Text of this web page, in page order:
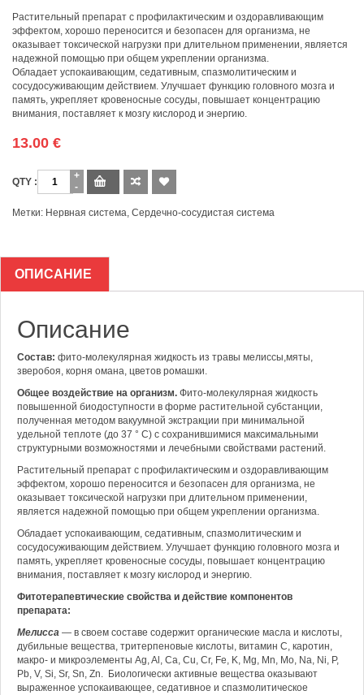
Растительный препарат с профилактическим и оздоравливающим
эффектом, хорошо переносится и безопасен для организма, не
оказывает токсической нагрузки при длительном применении, является
надежной помощью при общем укреплении организма.
Обладает успокаивающим, седативным, спазмолитическим и
сосудосуживающим действием. Улучшает функцию головного мозга и
память, укрепляет кровеносные сосуды, повышает концентрацию
внимания, поставляет к мозгу кислород и энергию.
13.00 €
Количество
Метки: Нервная система, Сердечно-сосудистая система
ОПИСАНИЕ
Описание
Состав: фито-молекулярная жидкость из травы мелиссы,мяты,
зверобоя, корня омана, цветов ромашки.
Общее воздействие на организм. Фито-молекулярная жидкость
повышенной биодоступности в форме растительной субстанции,
полученная методом вакуумной экстракции при минимальной
удельной теплоте (до 37 ° С) с сохранившимися максимальными
структурными возможностями и лечебными свойствами растений.
Растительный препарат с профилактическим и оздоравливающим
эффектом, хорошо переносится и безопасен для организма, не
оказывает токсической нагрузки при длительном применении,
является надежной помощью при общем укреплении организма.
Обладает успокаивающим, седативным, спазмолитическим и
сосудосуживающим действием. Улучшает функцию головного мозга и
память, укрепляет кровеносные сосуды, повышает концентрацию
внимания, поставляет к мозгу кислород и энергию.
Фитотерапевтические свойства и действие компонентов
препарата:
Мелисса — в своем составе содержит органические масла и кислоты,
дубильные вещества, тритерпеновые кислоты, витамин С, каротин,
макро- и микроэлементы Ag, Al, Ca, Cu, Cr, Fe, K, Mg, Mn, Mo, Na, Ni, P,
Pb, V, Si, Sr, Sn, Zn. Биологически активные вещества оказывают
выраженное успокаивающее, седативное и спазмолитическое